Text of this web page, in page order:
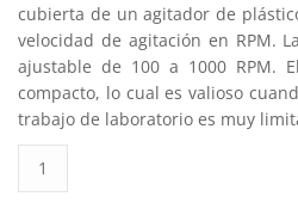
cubierta de un agitador de
velocidad de agitación en RPM.
ajustable de 100 a 1000 RPM.
compacto, lo cual es valioso
trabajo de laboratorio es muy
agitador